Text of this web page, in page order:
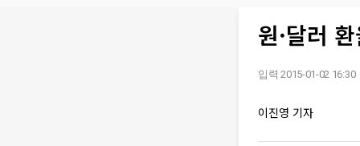
원·달러
입력 2015-01-02 16:30
이진영 기자